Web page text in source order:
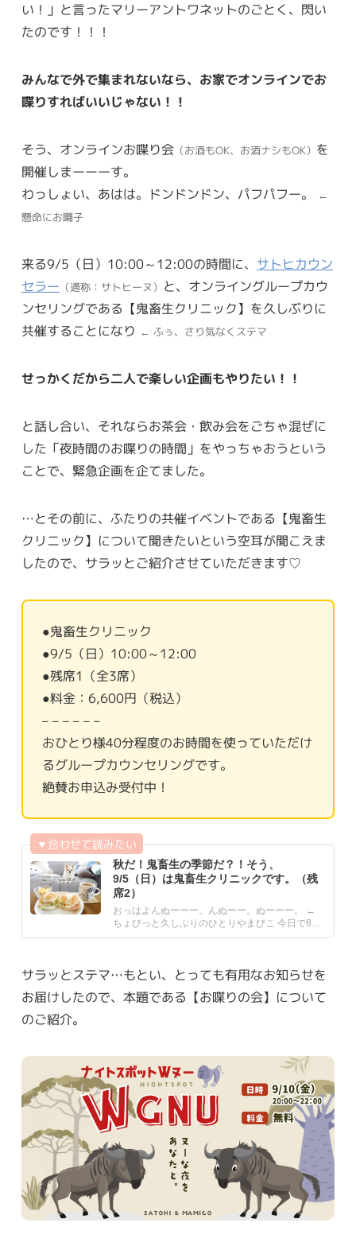
い！」と言ったマリーアントワネットのごとく、閃い
たのです！！！
みんなで外で集まれないなら、お家でオンラインでお
喋りすればいいじゃない！！
そう、オンラインお喋り会（お酒もOK、お酒ナシもOK） を
開催しまーーーす。
わっしょい、あはは。ドンドンドン、パフパフー。
←
懸命にお囃子
来る9/5（日）10:00～12:00の時間に、 サトヒカウン
セラー （通称：サトヒーヌ） と、オンライングループカウ
ンセリングである【鬼畜生クリニック】を久しぶりに
共催することになり ← ふぅ、さり気なくステマ
せっかくだから二人で楽しい企画もやりたい！！
と話し合い、それならお茶会・飲み会をごちゃ混ぜに
した「夜時間のお喋りの時間」をやっちゃおうという
ことで、緊急企画を企てました。
…とその前に、ふたりの共催イベントである【鬼畜生
クリニック】について聞きたいという空耳が聞こえま
したので、サラッとご紹介させていただきます♡
●鬼畜生クリニック
●9/5（日）10:00～12:00
●残席1（全3席）
●料金：6,600円（税込）
– – – – – –
おひとり様40分程度のお時間を使っていただけ
るグループカウンセリングです。
絶賛お申込み受付中！
秋だ！鬼畜生の季節だ？！そう、
9/5（日）は鬼畜生クリニックです。（残
席2）
おっはよんぬーーー。んぬーー。ぬーーー。 ←
ちょびっと久しぶりのひとりやまびこ 今日で8月
も最終日！！暦の上.....
サラッとステマ…もとい、とっても有用なお知らせを
お届けしたので、本題である【お喋りの会】について
のご紹介。